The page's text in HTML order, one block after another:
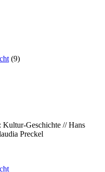
(9)
Geschichte // Hans
Preckel